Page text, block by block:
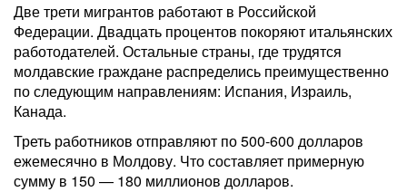
Две трети мигрантов работают в Российской
Федерации. Двадцать процентов покоряют итальянских
работодателей. Остальные страны, где трудятся
молдавские граждане распределись преимущественно
по следующим направлениям: Испания, Израиль,
Канада.
Треть работников отправляют по 500-600 долларов
ежемесячно в Молдову. Что составляет примерную
сумму в 150 — 180 миллионов долларов.